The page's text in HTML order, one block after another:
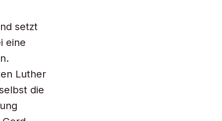
setzt
eine
Luther
die